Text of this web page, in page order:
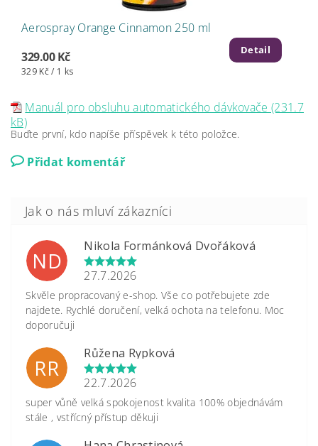
Aerospray Orange Cinnamon 250 ml
329.00 Kč
329 Kč / 1 ks
Detail
Manuál pro obsluhu automatického dávkovače (231.7
kB)
Buďte první, kdo napíše příspěvek k této položce.
Přidat komentář
ND
Nikola Formánková Dvořáková
27.7.2026
Skvěle propracovaný e-shop. Vše co potřebujete zde
najdete. Rychlé doručení, velká ochota na telefonu. Moc
doporučuji
RR
Růžena Rypková
22.7.2026
super vůně velká spokojenost kvalita 100% objednávám
stále , vstřícný přístup děkuji